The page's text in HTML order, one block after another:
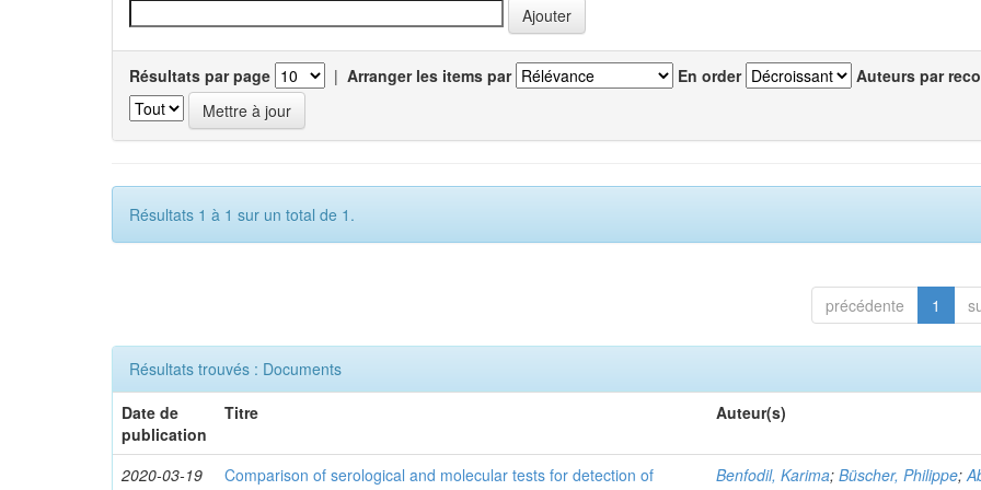
Résultats par page | Arranger les items par En order Auteurs par
Résultats 1 à 1 sur un total de 1.
précédente 1
Résultats trouvés : Documents
Date de
publication
Titre Auteur(s)
2020-03-19
Comparison of serological and molecular tests for detection of
Benfodil, Karima;Büscher, Philippe;